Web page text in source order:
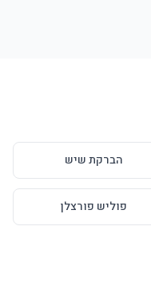
הברקת שיש
פוליש פורצלן